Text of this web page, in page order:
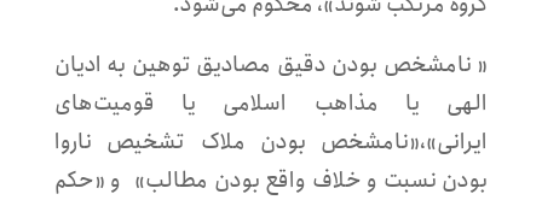
« نامشخص بودن دقیق مصادیق توهین به ادیان
الهی یا مذاهب اسلامی یا قومیت‌های
ایرانی»،«نامشخص بودن ملاک تشخیص ناروا
بودن نسبت و خلاف واقع بودن مطالب» و «حکم